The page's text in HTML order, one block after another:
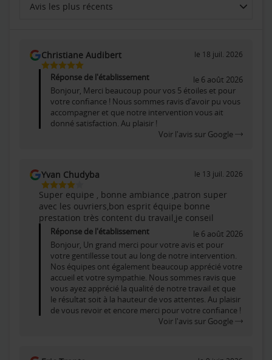
Avis les plus récents
avis
par
Christiane Audibert
5
Étoiles
Sur
le 18 juil. 2026
Réponse de l'établissement
le 6 août 2026
Bonjour, Merci beaucoup pour vos 5 étoiles et pour
votre confiance ! Nous sommes ravis d’avoir pu vous
accompagner et que notre intervention vous ait
donné satisfaction. Au plaisir !
Voir l'avis sur Google
Yvan Chudyba
4
Étoiles
Sur
5
le 13 juil. 2026
Super equipe , bonne ambiance ,patron super
avec les ouvriers,bon esprit équipe bonne
prestation très content du travail,je conseil
Réponse de l'établissement
le 6 août 2026
Bonjour, Un grand merci pour votre avis et pour
votre gentillesse tout au long de notre intervention.
Nos équipes ont également beaucoup apprécié votre
accueil et votre sympathie. Nous sommes ravis que
vous ayez apprécié la qualité de notre travail et que
le résultat soit à la hauteur de vos attentes. Au plaisir
de vous revoir et encore merci pour votre confiance !
Voir l'avis sur Google